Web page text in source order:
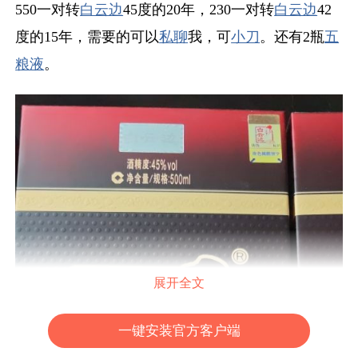
550一对转白云边45度的20年，230一对转白云边42
度的15年，需要的可以私聊我，可小刀 。还有2瓶五
粮液。
展开全文
一键安装官方客户端